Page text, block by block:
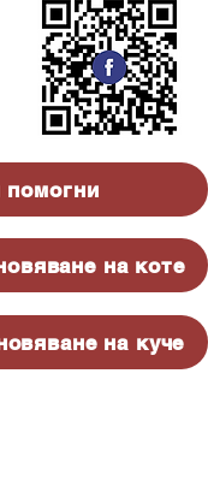
помогни
на коте
на куче